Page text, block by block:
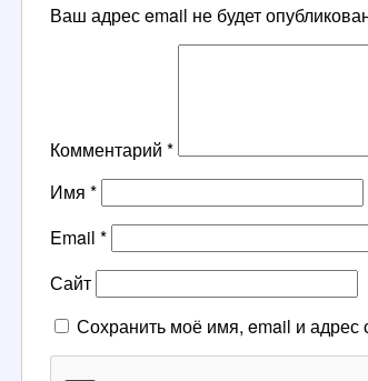
Ваш адрес email не будет
Комментарий *
Имя *
Email *
Сайт
Сохранить моё имя, email и адрес